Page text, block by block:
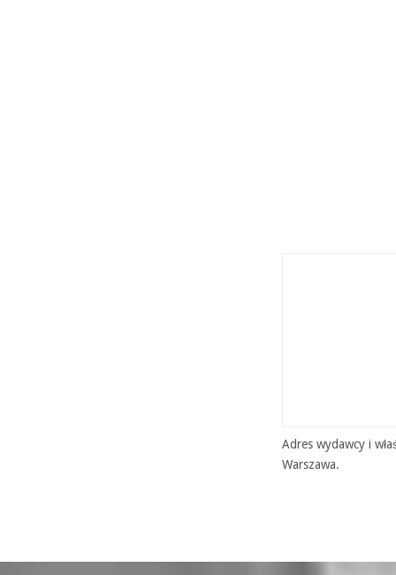
Adres wydawcy i
Warszawa.